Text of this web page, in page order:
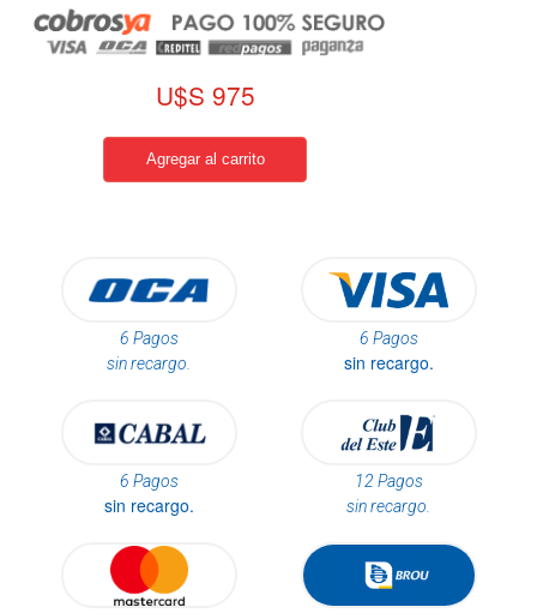
U$S 975
6 Pagos
sin recargo.
6 Pagos
sin recargo.
6 Pagos
sin recargo.
12 Pagos
sin recargo.